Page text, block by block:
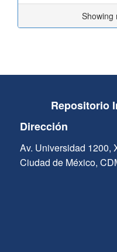
Showing
Repositorio
Dirección
Av. Universidad 1200,
Ciudad de México,